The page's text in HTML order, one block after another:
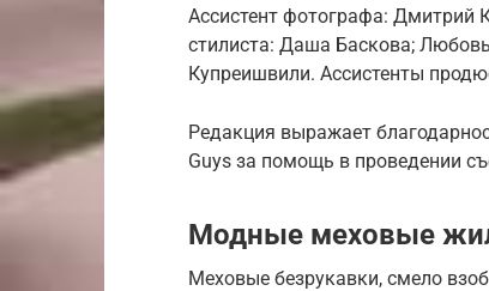
Ассистент фотографа: Дмитрий
стилиста: Даша Баскова;
Купреишвили. Ассистенты
Редакция выражает
Guys за помощь в проведении
Модные меховые
Меховые безрукавки, смело